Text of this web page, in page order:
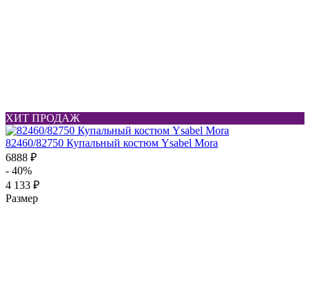
ХИТ ПРОДАЖ
82460/82750 Купальный костюм Ysabel Mora
6888 ₽
- 40%
4 133 ₽
Размер